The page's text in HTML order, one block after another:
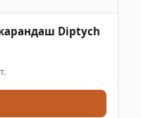
Diptych